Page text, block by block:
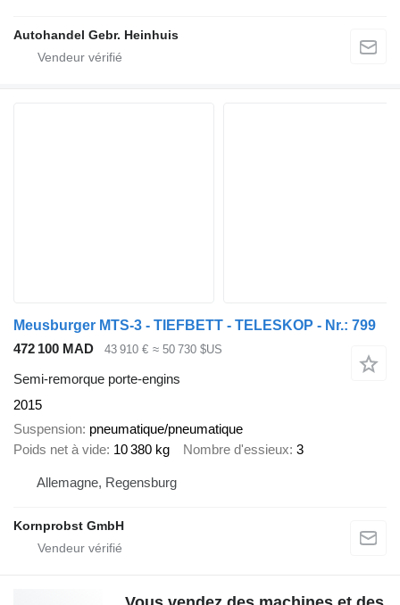
Autohandel Gebr. Heinhuis
Meusburger MTS-3 - TIEFBETT - TELESKOP - Nr.: 799
472 100 MAD
43 910 € ≈ 50 730 $US
Semi-remorque porte-engins
2015
Suspension pneumatique/pneumatique
Poids net à vide 10 380 kg Nombre d'essieux 3
Allemagne, Regensburg
Kornprobst GmbH